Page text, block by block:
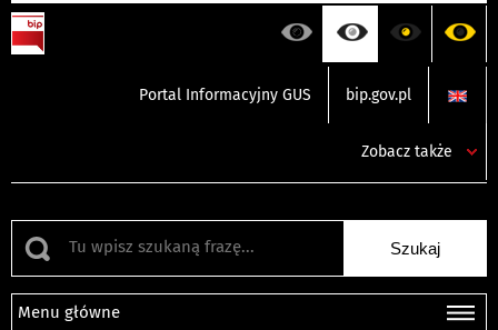
Portal Informacyjny GUS bip.gov.pl
Zobacz także
Menu główne